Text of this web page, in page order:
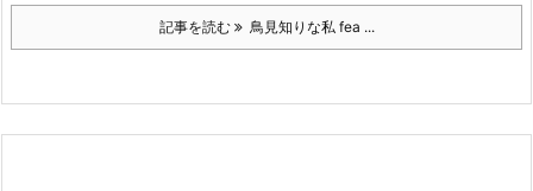
記事を読む 鳥見知りな私 fea ...